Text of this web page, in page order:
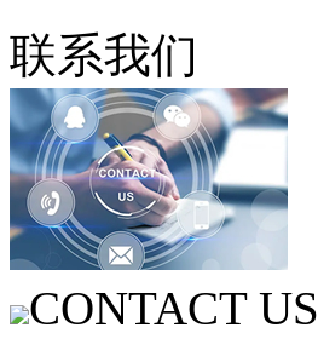
联系我们
CONTACT US